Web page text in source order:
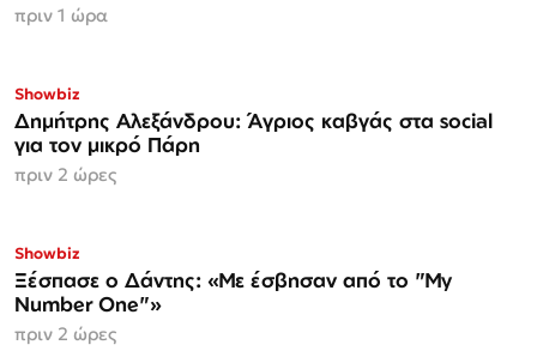
πριν 1 ώρα
Showbiz
Δημήτρης Αλεξάνδρου: Άγριος καβγάς στα social
για τον μικρό Πάρη
πριν 2 ώρες
Showbiz
Ξέσπασε ο Δάντης: «Με έσβησαν από το "My
Number One"»
πριν 2 ώρες